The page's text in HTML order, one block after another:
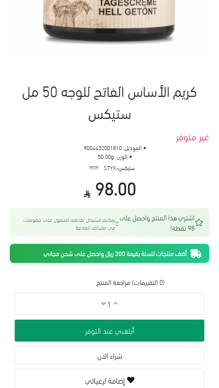
غير متوفر
كريم الأساس الفاتح للوجه 50 مل
ستيكس
(0 التقييمات) مراجعة المنتج
98.00
الموديل: 9004432001810
الوزن: 50.00g
ستيكس-STYX
اشتري هذا المنتج واحصل على
98 نقطة!
يمكنك استبدال نقاطك للحصول على خصومات
في طلباتك القادمة
أضف منتجات للسلة بقيمة 300 ريال واحصل على شحن مجاني
أبلغني عند التوفر
شراء الان
إضافة لرغباتي